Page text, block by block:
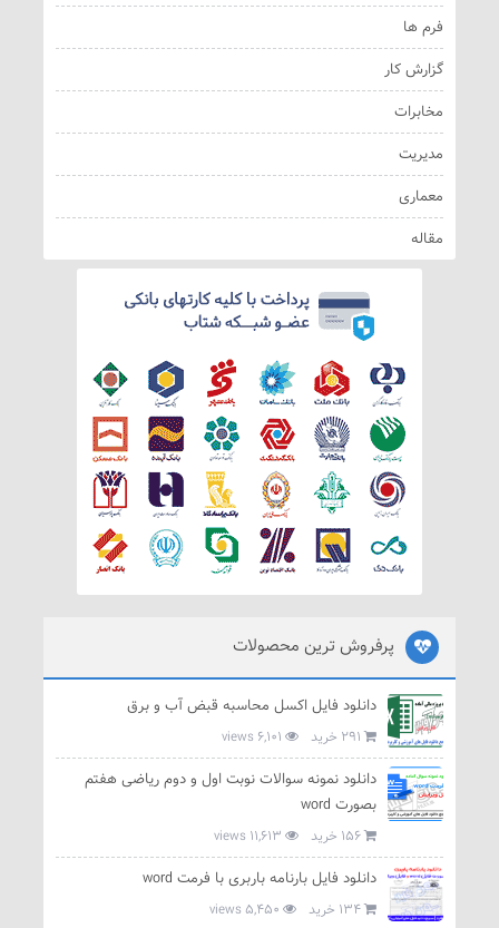
فرم ها
گزارش کار
مخابرات
مدیریت
معماری
مقاله
پرفروش ترین محصولات
دانلود فایل اکسل محاسبه قبض آب و برق
291 خرید
دانلود نمونه سوالات نوبت اول و دوم ریاضی هفتم
بصورت word
156 خرید
دانلود فایل بارنامه باربری با فرمت word
134 خرید